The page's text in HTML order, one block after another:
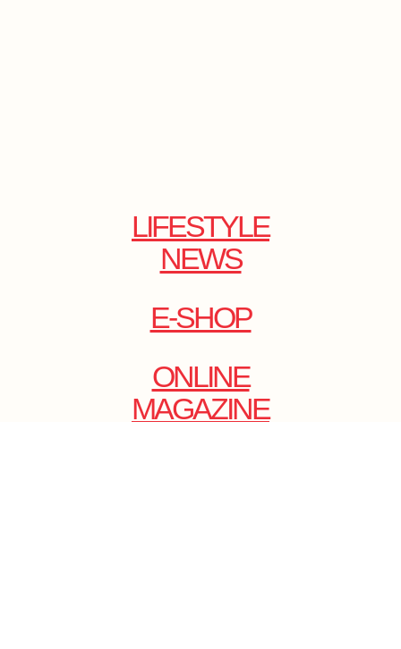
LIFESTYLE
NEWS
E-SHOP
ONLINE
MAGAZINE